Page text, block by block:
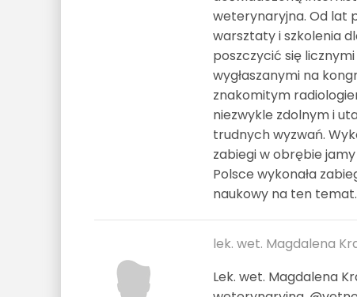
weterynaryjna. Od lat
warsztaty i szkolenia
poszczycić się
wygłaszanymi na
znakomitym
niezwykle zdolnym i
trudnych wyzwań.
zabiegi w obrębie
Polsce wykonała
naukowy na ten
lek. wet. Magdalena
Lek. wet. Magdalena